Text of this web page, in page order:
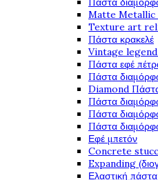
Matte Metallic
Texture art
Πάστα κρακελέ
Vintage legend
Πάστα εφέ
Πάστα
Diamond
Πάστα
Πάστα
Πάστα
Εφέ μπετόν
Concrete
Expanding
Ελαστική